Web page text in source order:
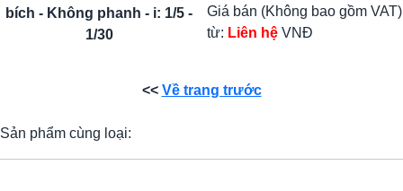
bích - Không phanh - i: 1/5 -
1/30
Giá bán (Không bao gồm VAT)
từ: Liên hệ VNĐ
<< Về trang trước
Sản phẩm cùng loại: